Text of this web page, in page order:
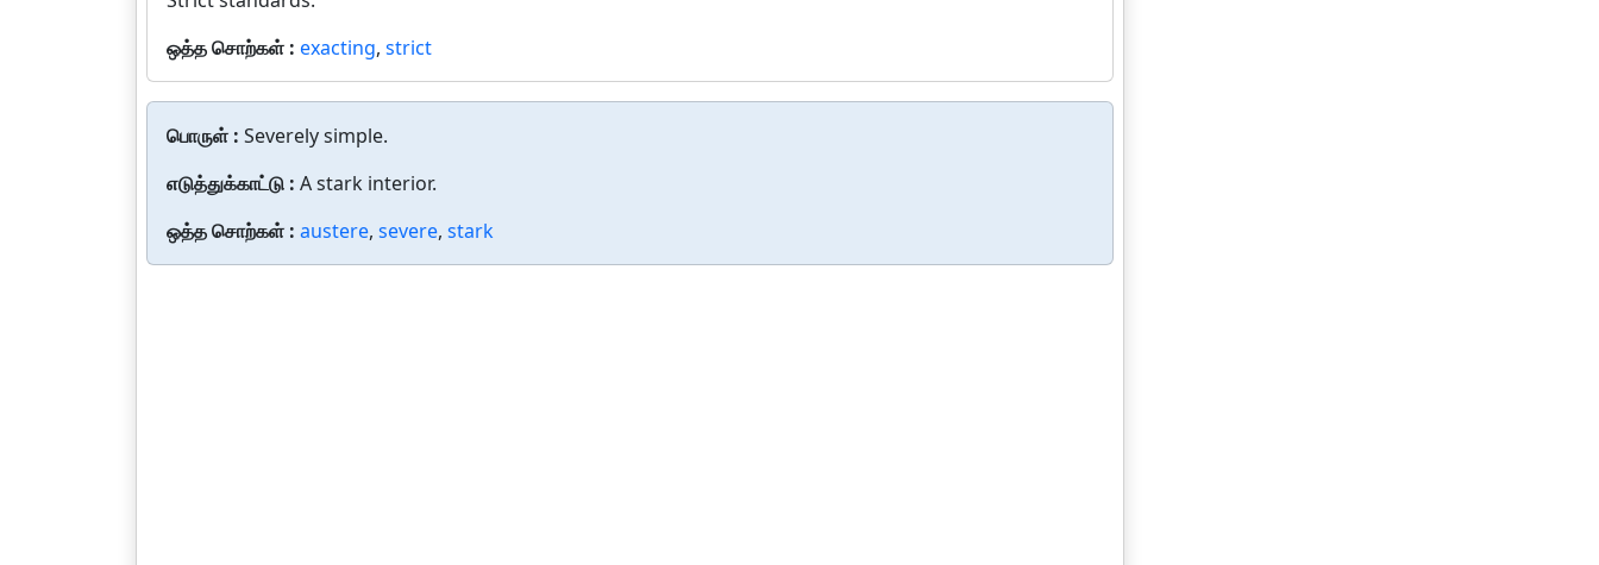
ஒத்த சொற்கள் : exacting, strict
பொருள் : Severely simple.
எடுத்துக்காட்டு : A stark interior.
ஒத்த சொற்கள் : austere, severe, stark